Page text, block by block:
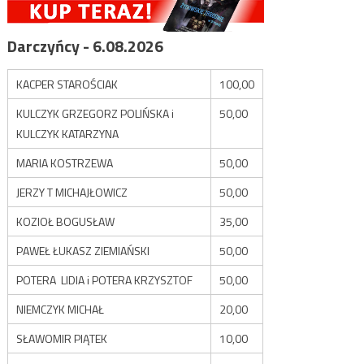
Darczyńcy - 6.08.2026
KACPER STAROŚCIAK
100,00
KULCZYK GRZEGORZ POLIŃSKA i
KULCZYK KATARZYNA
50,00
MARIA KOSTRZEWA
50,00
JERZY T MICHAJŁOWICZ
50,00
KOZIOŁ BOGUSŁAW
35,00
PAWEŁ ŁUKASZ ZIEMIAŃSKI
50,00
POTERA LIDIA i POTERA KRZYSZTOF
50,00
NIEMCZYK MICHAŁ
20,00
SŁAWOMIR PIĄTEK
10,00